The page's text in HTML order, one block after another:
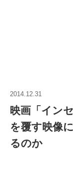
2014.12.31
映画「イン
を覆す映像
るのか